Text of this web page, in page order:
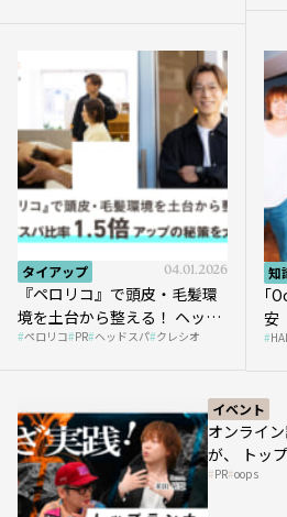
タイアップ 04.01.2026
『ペロリコ』で頭皮・毛髪環
境を土台から整える！ ヘッド
スパ比率1.5倍アップの秘策を
ペロリコ PR ヘッドスパ クレシオ
知
｢
安
み
イベント
オンライ
が、 トッ
HAIRCAMP
PR oops